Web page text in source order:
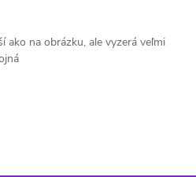
ako na obrázku, ale vyzerá veľmi